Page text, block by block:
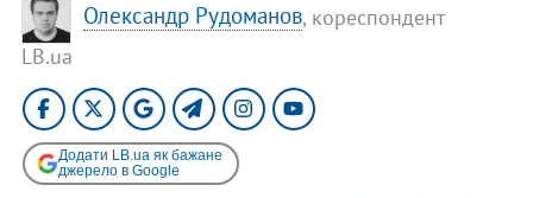
Олександр Рудоманов, кореспондент
LB.ua
Додати LB.ua як бажане
джерело в Google